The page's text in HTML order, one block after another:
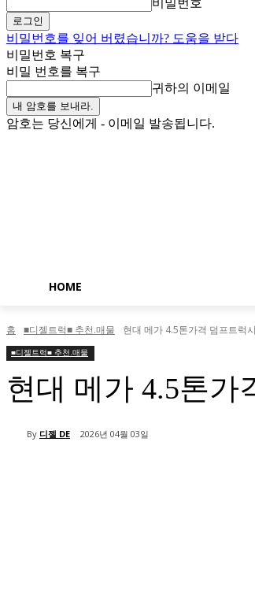
비밀번호
비밀번호를 잊어 버렸습니까? 도움을 받다
비밀번호 복구
비밀 번호를 복구
귀하의 이메일
암호는 당신에게 - 이메일 발송됩니다.
HOME
홈 ■디젤트럭■ 추천.매물 현대 메가 4.5톤가격 덤프트럭
■디젤트럭■ 추천.매물
현대 메가 4.5톤가
By 디젤 DE 2026년 04월 03일